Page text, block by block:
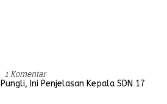
1 Komentar
Ini Penjelasan Kepala SDN 17